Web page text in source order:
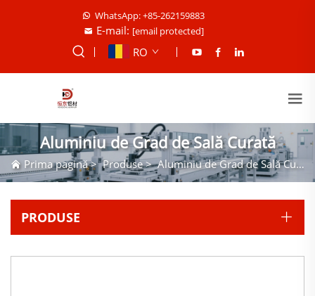
WhatsApp: +85-262159883
E-mail: [email protected]
RO
Aluminiu de Grad de Sală Curată
Prima pagină>Produse>Aluminiu de Grad de Sală Curată
PRODUSE